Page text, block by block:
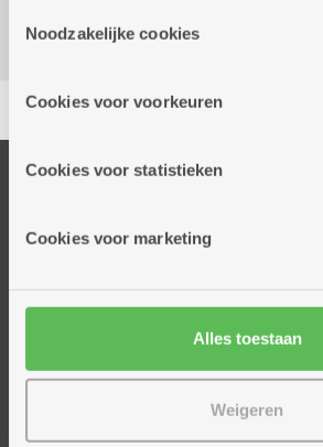
cookies hebben we jouw toestemming
cookies worden geplaatst door derde
informatie over jouw (geanonimiseerd)
partners kunnen deze gegevens
Noodzakelijke cookies
Cookies voor voorkeuren
Cookies voor statistieken
Cookies voor marketing
Alles toestaan
Weigeren
Delen
Onze diensten
Dienstencentra
Woonzorgcentra
Financieel comfort
Mijn Zorgbedrijf